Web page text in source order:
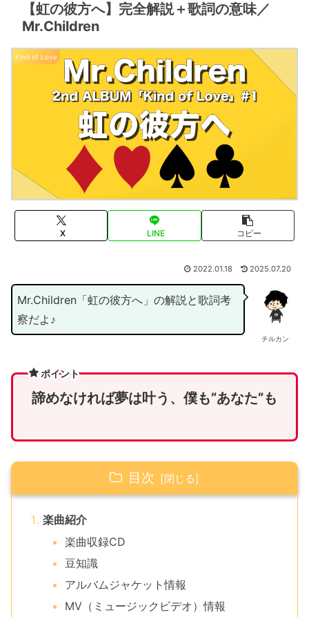
【虹の彼方へ】完全解説＋歌詞の意味／
Mr.Children
Kind of Love
X LINE コピー
2022.01.18 2025.07.20
チルカン
Mr.Children「虹の彼方へ」の解説と歌詞考
察だよ♪
ポイント
諦めなければ夢は叶う、僕も”あなた”も
目次
楽曲紹介
楽曲収録CD
豆知識
アルバムジャケット情報
MV（ミュージックビデオ）情報